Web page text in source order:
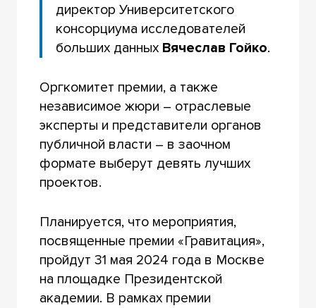
директор Университетского
консорциума исследователей
больших данных Вячеслав Гойко.
Оргкомитет премии, а также
независимое жюри – отраслевые
эксперты и представители органов
публичной власти – в заочном
формате выберут девять лучших
проектов.
Планируется, что мероприятия,
посвященные премии «Гравитация»,
пройдут 31 мая 2024 года в Москве
на площадке Президентской
академии. В рамках премии